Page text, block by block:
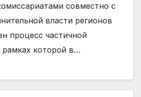
совместно с
власти регионов
процесс частичной
которой в…